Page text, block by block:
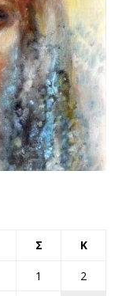
Σ Κ
1
2